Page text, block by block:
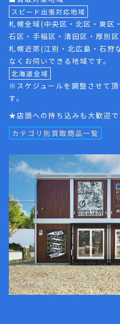
スピード出張対応地域
札幌全域(中央区・北区・東区
石区・手稲区・清田区・厚別区)
札幌近郊(江別・北広島・石狩
なくお伺いできる地域です。
北海道全域
※スケジュールを調整させて
す。
★店頭への持ち込みも大歓迎で
カテゴリ別買取商品一覧